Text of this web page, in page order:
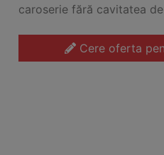
caroserie fără cavitatea
Cere oferta